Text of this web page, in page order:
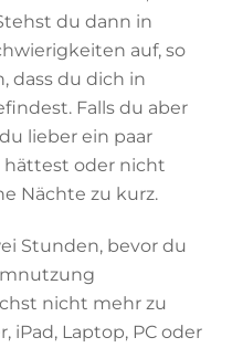
du dann in
auf, so
dass du dich in
Falls du aber
lieber ein paar
hättest oder nicht
Nächte zu kurz.
Stunden, bevor du
nicht mehr zu
iPad, Laptop, PC oder